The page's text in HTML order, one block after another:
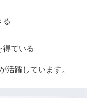
る
得ている
活躍しています。